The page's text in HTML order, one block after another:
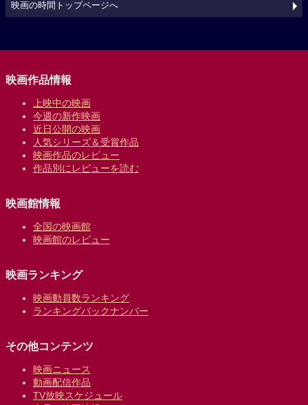
映画の時間トップページへ
映画作品情報
上映中の映画
今週の新作映画
近日公開の映画
人気シリーズ＆受賞作品
映画作品のレビュー
作品別にレビューを読む
映画館情報
全国の映画館
映画館のレビュー
映画ランキング
映画動員数ランキング
ランキングバックナンバー
その他コンテンツ
映画ニュース
動画配信作品
TV放映スケジュール